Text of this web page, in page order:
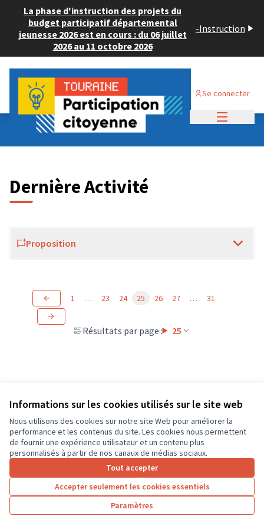
Informations sur les cookies utilisés sur le site web
Nous utilisons des cookies sur notre site Web pour améliorer la
performance et les contenus du site. Les cookies nous permettent
de fournir une expérience utilisateur et un contenu plus
personnalisés à partir de nos canaux de médias sociaux.
Tout accepter
Accepter seulement les cookies essentiels
Paramètres
La phase d'instruction des projets du
budget participatif départemental
jeunesse 2026 est en cours : du 06 juillet
2026 au 11 octobre 2026
-Instruction
Se connecter
Dernières activités
Dernière Activité
Proposition
Résultats par page : 25
1 … 23 24 25 26 27 … 31
Conditions d'utilisation
Paramètres des cookies
CD37 sur X
(Lien externe)
CD37 sur Facebook
CD37 sur Instagram
CD37 sur YouTube
(Lien externe)
Site réalisé grâce aulogiciel libre Decidim .
Licence
(Lien